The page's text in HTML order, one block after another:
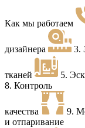
Как мы работаем
дизайнера 3.
тканей 5.
8. Контроль
качества 9.
и отпаривание